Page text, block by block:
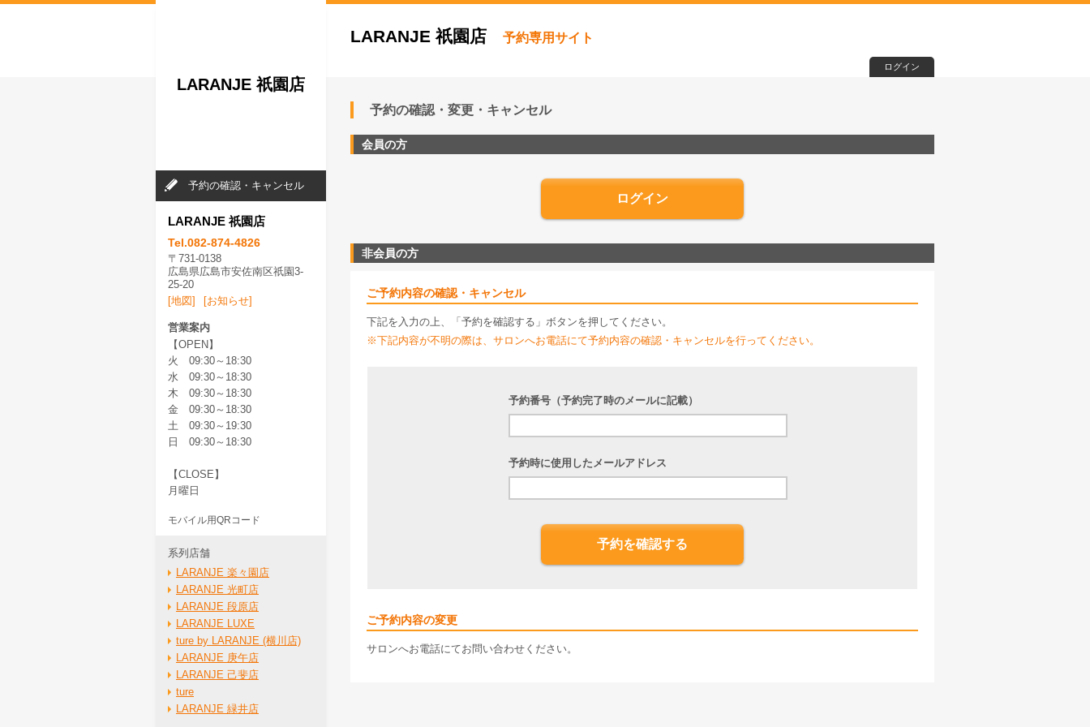
LARANJE 祇園店 予約専用サイト
ログイン
予約の確認・変更・キャンセル
会員の方
ログイン
非会員の方
ご予約内容の確認・キャンセル
下記を入力の上、「予約を確認する」ボタンを押してください。
※下記内容が不明の際は、サロンへお電話にて予約内容の確認・キャンセルを行ってください。
予約番号（予約完了時のメールに記載）
予約時に使用したメールアドレス
予約を確認する
ご予約内容の変更
サロンへお電話にてお問い合わせください。
LARANJE 祇園店
予約の確認・キャンセル
LARANJE 祇園店
Tel.082-874-4826
〒731-0138
広島県広島市安佐南区祇園3-
25-20
[地図]
[お知らせ]
営業案内
【OPEN】
火 09:30～18:30
水 09:30～18:30
木 09:30～18:30
金 09:30～18:30
土 09:30～19:30
日 09:30～18:30
【CLOSE】
月曜日
モバイル用QRコード
系列店舗
LARANJE 楽々園店
LARANJE 光町店
LARANJE 段原店
LARANJE LUXE
ture by LARANJE (横川店)
LARANJE 庚午店
LARANJE 己斐店
ture
LARANJE 緑井店